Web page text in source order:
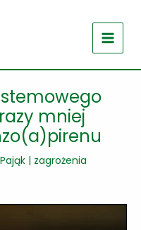
mniej
| zagrożenia